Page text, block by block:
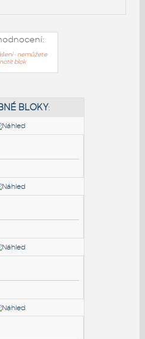
- nemůžete
blok
BLOKY